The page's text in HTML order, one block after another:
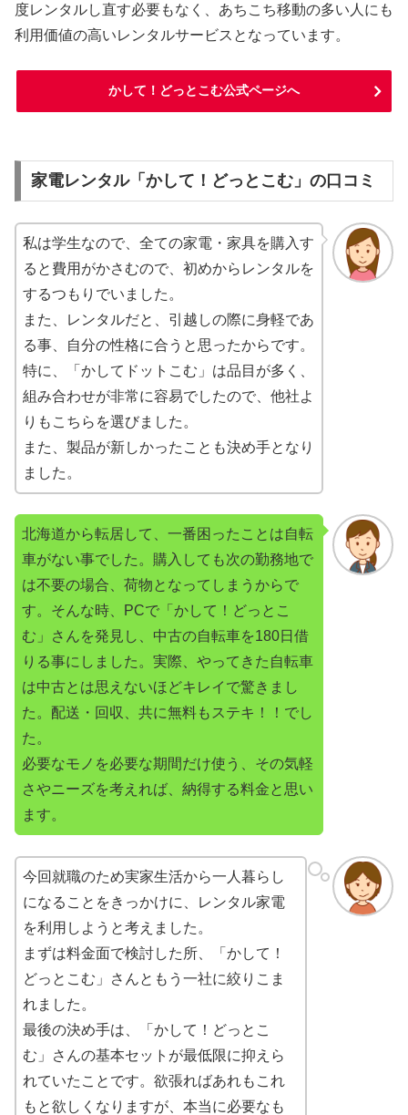
度レンタルし直す必要もなく、あちこち移動の多い人にも
利用価値の高いレンタルサービスとなっています。
かして！どっとこむ公式ページへ
家電レンタル「かして！どっとこむ」の口コミ
私は学生なので、全ての家電・家具を購入す
ると費用がかさむので、初めからレンタルを
するつもりでいました。
また、レンタルだと、引越しの際に身軽であ
る事、自分の性格に合うと思ったからです。
特に、「かしてドットこむ」は品目が多く、
組み合わせが非常に容易でしたので、他社よ
りもこちらを選びました。
また、製品が新しかったことも決め手となり
ました。
北海道から転居して、一番困ったことは自転
車がない事でした。購入しても次の勤務地で
は不要の場合、荷物となってしまうからで
す。そんな時、PCで「かして！どっとこ
む」さんを発見し、中古の自転車を180日借
りる事にしました。実際、やってきた自転車
は中古とは思えないほどキレイで驚きまし
た。配送・回収、共に無料もステキ！！でし
た。
必要なモノを必要な期間だけ使う、その気軽
さやニーズを考えれば、納得する料金と思い
ます。
今回就職のため実家生活から一人暮らし
になることをきっかけに、レンタル家電
を利用しようと考えました。
まずは料金面で検討した所、「かして！
どっとこむ」さんともう一社に絞りこま
れました。
最後の決め手は、「かして！どっとこ
む」さんの基本セットが最低限に抑えら
れていたことです。欲張ればあれもこれ
もと欲しくなりますが、本当に必要なも